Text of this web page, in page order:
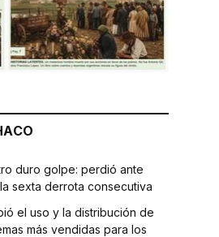
duro golpe: perdió ante
sexta derrota consecutiva
el uso y la distribución de
más vendidas para los